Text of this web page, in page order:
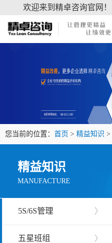
欢迎来到精卓咨询官网！
您当前的位置： 首页 > 精益知识 >
精益知识
MANUFACTURE
5S/6S管理 〉
五星班组 〉